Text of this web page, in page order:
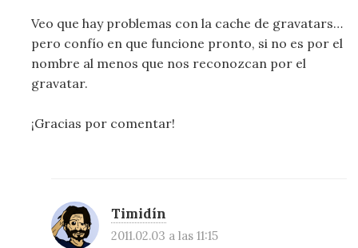
Veo que hay problemas con la cache de gravatars…
pero confío en que funcione pronto, si no es por el
nombre al menos que nos reconozcan por el
gravatar.
¡Gracias por comentar!
Timidín
2011.02.03 a las 11:15